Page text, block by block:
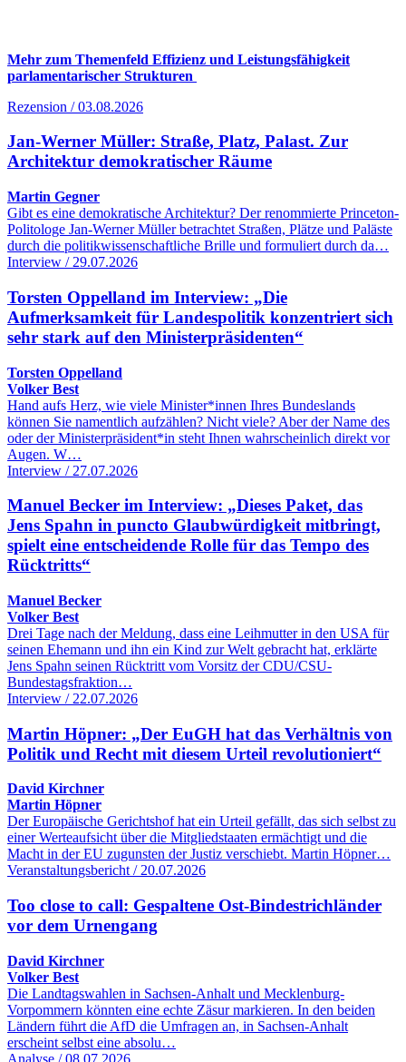
Mehr zum Themenfeld Effizienz und Leistungsfähigkeit
parlamentarischer Strukturen
Rezension / 03.08.2026
Jan-Werner Müller: Straße, Platz, Palast. Zur
Architektur demokratischer Räume
Martin Gegner
Gibt es eine demokratische Architektur? Der renommierte Princeton-
Politologe Jan-Werner Müller betrachtet Straßen, Plätze und Paläste
durch die politikwissenschaftliche Brille und formuliert durch da…
Interview / 29.07.2026
Torsten Oppelland im Interview: „Die
Aufmerksamkeit für Landespolitik konzentriert sich
sehr stark auf den Ministerpräsidenten“
Torsten Oppelland
Volker Best
Hand aufs Herz, wie viele Minister*innen Ihres Bundeslands
können Sie namentlich aufzählen? Nicht viele? Aber der Name des
oder der Ministerpräsident*in steht Ihnen wahrscheinlich direkt vor
Augen. W…
Interview / 27.07.2026
Manuel Becker im Interview: „Dieses Paket, das
Jens Spahn in puncto Glaubwürdigkeit mitbringt,
spielt eine entscheidende Rolle für das Tempo des
Rücktritts“
Manuel Becker
Volker Best
Drei Tage nach der Meldung, dass eine Leihmutter in den USA für
seinen Ehemann und ihn ein Kind zur Welt gebracht hat, erklärte
Jens Spahn seinen Rücktritt vom Vorsitz der CDU/CSU-
Bundestagsfraktion…
Interview / 22.07.2026
Martin Höpner: „Der EuGH hat das Verhältnis von
Politik und Recht mit diesem Urteil revolutioniert“
David Kirchner
Martin Höpner
Der Europäische Gerichtshof hat ein Urteil gefällt, das sich selbst zu
einer Werteaufsicht über die Mitgliedstaaten ermächtigt und die
Macht in der EU zugunsten der Justiz verschiebt. Martin Höpner…
Veranstaltungsbericht / 20.07.2026
Too close to call: Gespaltene Ost-Bindestrichländer
vor dem Urnengang
David Kirchner
Volker Best
Die Landtagswahlen in Sachsen-Anhalt und Mecklenburg-
Vorpommern könnten eine echte Zäsur markieren. In den beiden
Ländern führt die AfD die Umfragen an, in Sachsen-Anhalt
erscheint selbst eine absolu…
Analyse / 08.07.2026